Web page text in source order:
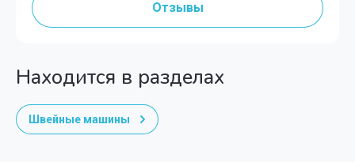
Отзывы
Находится в разделах
Швейные машины